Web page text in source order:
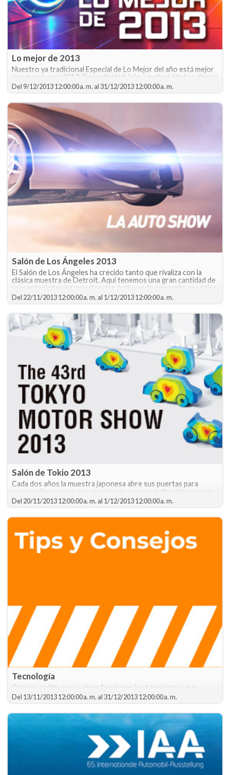
Lo mejor de 2013
Nuestro ya tradicional Especial de Lo Mejor del año está mejor
que nunca para 2013. Deportividad, lujo y exclusividad se dieron
cita para cerrar el año con broche de oro.
Del 9/12/2013 12:00:00 a. m. al 31/12/2013 12:00:00 a. m.
Salón de Los Ángeles 2013
El Salón de Los Ángeles ha crecido tanto que rivaliza con la
clásica muestra de Detroit. Aquí tenemos una gran cantidad de
presentaciones internacionales, incluyendo concepts, modelos
de producción y premios.
Del 22/11/2013 12:00:00 a. m. al 1/12/2013 12:00:00 a. m.
Salón de Tokio 2013
Cada dos años la muestra japonesa abre sus puertas para
sorprendernos con sus creaciones que normalmente escapan
a la imaginación de los Salones occidentales.
Del 20/11/2013 12:00:00 a. m. al 1/12/2013 12:00:00 a. m.
Tecnología
Conoce cuáles son y cómo funcionan las tecnologías que
incorporan los automóviles.
Del 13/11/2013 12:00:00 a. m. al 31/12/2013 12:00:00 a. m.